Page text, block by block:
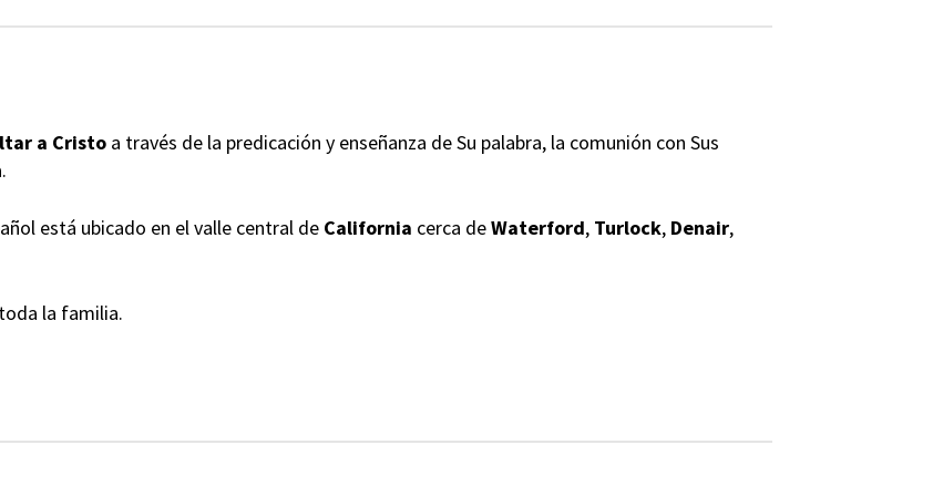
a Cristoa través de la predicación y enseñanza de Su palabra, la comunión con Sus
está ubicado en el valle central de California cerca deWaterford, Turlock, Denair,
la familia.